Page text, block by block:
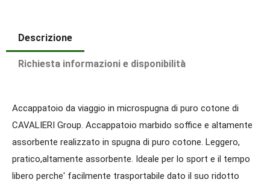
Descrizione
Richiesta informazioni e disponibilità
Accappatoio da viaggio in microspugna di puro cotone di
CAVALIERI Group. Accappatoio marbido soffice e altamente
assorbente realizzato in spugna di puro cotone. Leggero,
pratico,altamente assorbente. Ideale per lo sport e il tempo
libero perche' facilmente trasportabile dato il suo ridotto